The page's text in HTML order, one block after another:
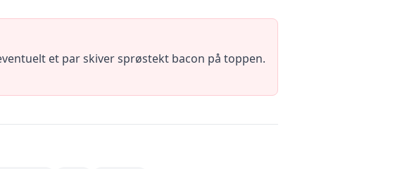
et par skiver sprøstekt bacon på toppen.